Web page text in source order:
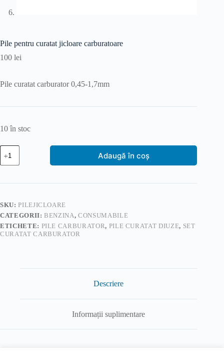
Pile pentru curatat jicloare carburatoare
100 lei
Pile curatat carburator 0,45-1,7mm
10 în stoc
Cantitate
Pile
pentru
jicloare
Adaugă în coș
SKU:PILEJICLOARE
CATEGORII:BENZINA,CONSUMABILE
ETICHETE: PILE CARBURATOR, PILE CURATAT DIUZE, SET
CURATAT CARBURATOR
Descriere
Informații suplimentare